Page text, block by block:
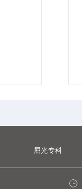
屈光专科